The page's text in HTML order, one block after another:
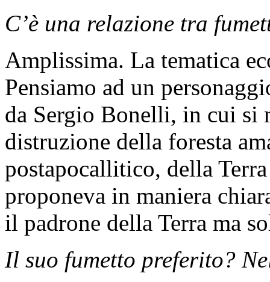
C’è una relazione tra
Amplissima. La tematica
Pensiamo ad un
da Sergio Bonelli, in cui si
distruzione della foresta
postapocallitico, della
proponeva in maniera
il padrone della Terra ma
Il suo fumetto preferito?